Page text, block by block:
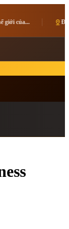
chuẩn bị ra mắt bản